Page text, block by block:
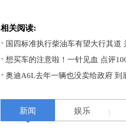
相关阅读:
国四标准执行柴油车有望大行其道
想买车的注意啦！一针见血 点评
奥迪A6L去年一辆也没卖给政府 到
新闻 娱乐